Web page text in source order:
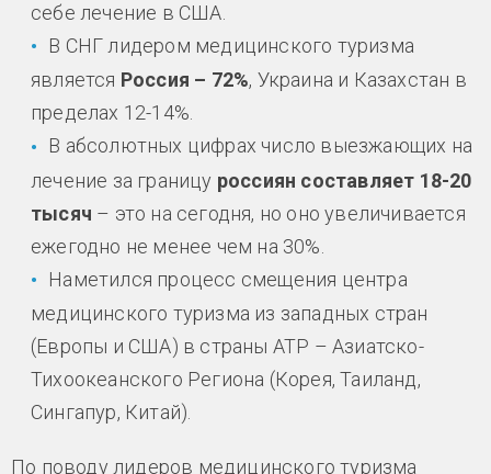
себе лечение в США.
В СНГ лидером медицинского туризма
является Россия – 72%, Украина и Казахстан в
пределах 12-14%.
В абсолютных цифрах число выезжающих на
лечение за границу россиян составляет 18-20
тысяч – это на сегодня, но оно увеличивается
ежегодно не менее чем на 30%.
Наметился процесс смещения центра
медицинского туризма из западных стран
(Европы и США) в страны АТР – Азиатско-
Тихоокеанского Региона (Корея, Таиланд,
Сингапур, Китай).
По поводу лидеров медицинского туризма